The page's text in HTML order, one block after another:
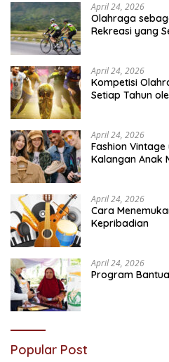
April 24, 2026
Olahraga
Rekreasi yang
April 24, 2026
Kompetisi
Setiap Tahun
April 24, 2026
Fashion
Kalangan Anak
April 24, 2026
Cara
Kepribadian
April 24, 2026
Program
Popular Post